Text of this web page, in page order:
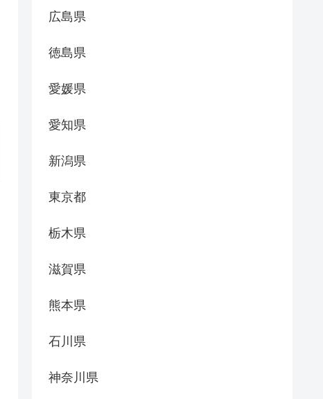
広島県
徳島県
愛媛県
愛知県
新潟県
東京都
栃木県
滋賀県
熊本県
石川県
神奈川県